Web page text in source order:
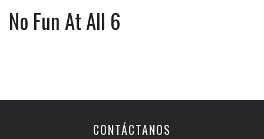
No Fun At All 6
CONTÁCTANOS